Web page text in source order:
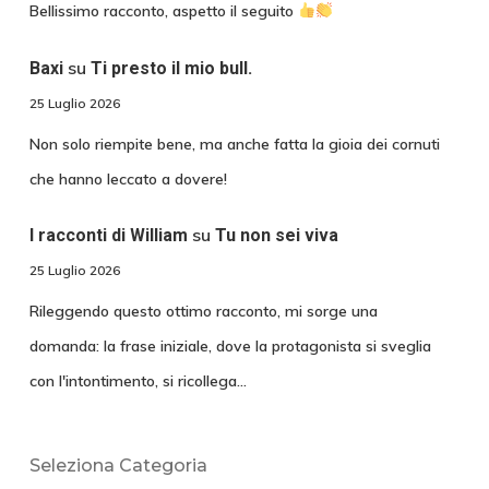
Bellissimo racconto, aspetto il seguito
Baxisu Ti presto il mio bull.
25 Luglio 2026
Non solo riempite bene, ma anche fatta la gioia dei cornuti
che hanno leccato a dovere!
I racconti di William su Tu non sei viva
25 Luglio 2026
Rileggendo questo ottimo racconto, mi sorge una
domanda: la frase iniziale, dove la protagonista si sveglia
con l'intontimento, si ricollega…
Seleziona Categoria